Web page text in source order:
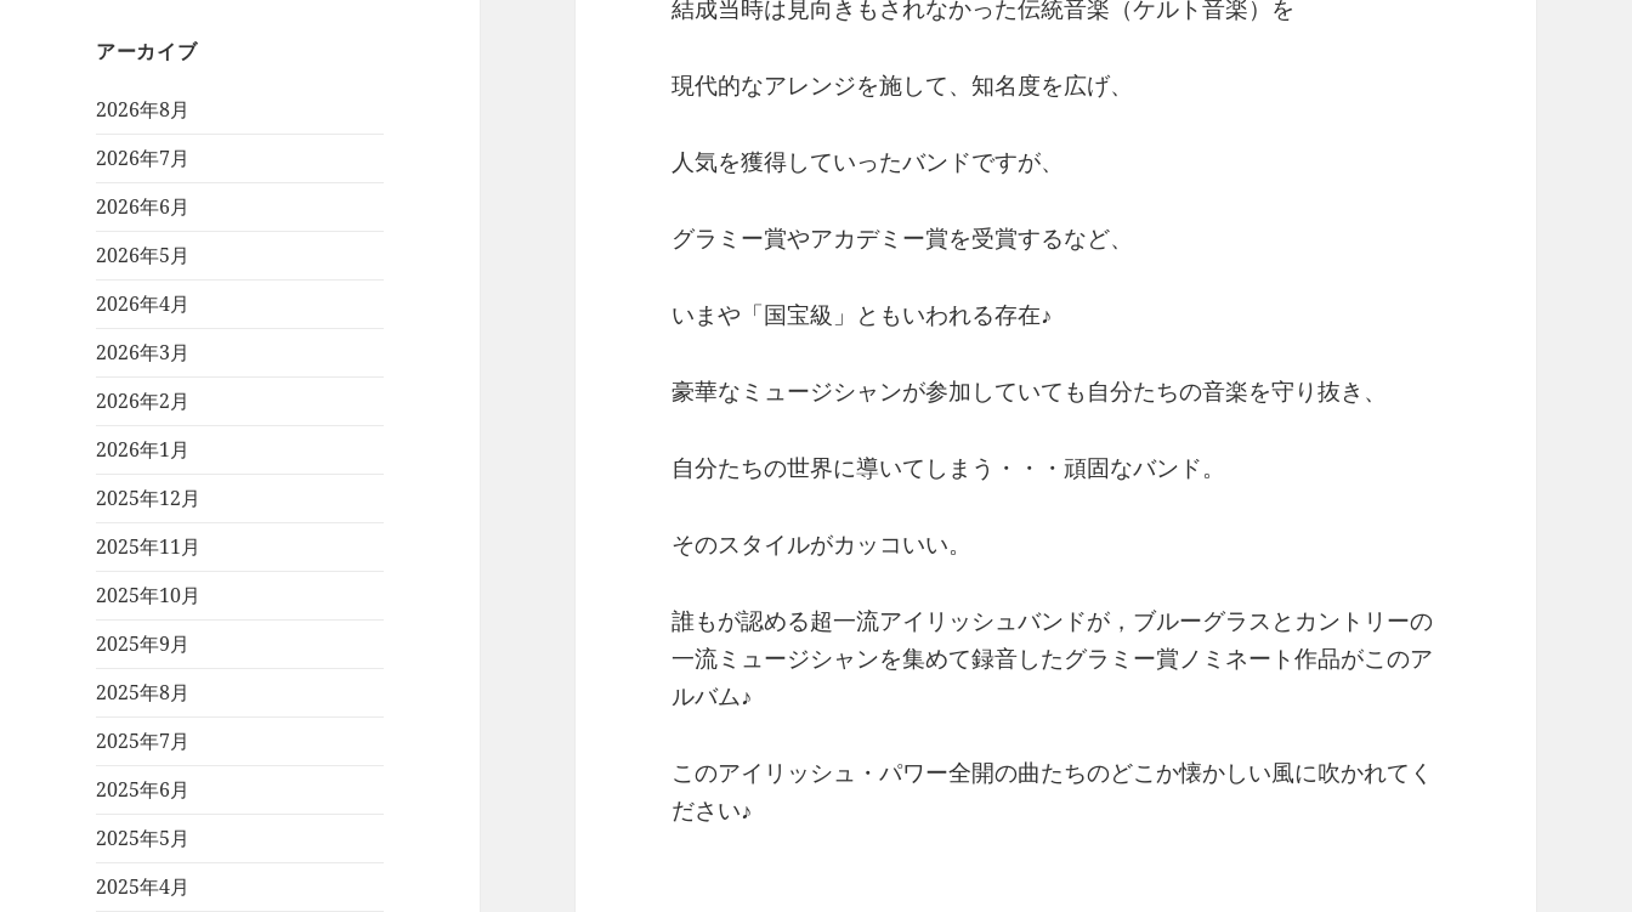
アーカイブ
2026年8月
2026年7月
2026年6月
2026年5月
2026年4月
2026年3月
2026年2月
2026年1月
2025年12月
2025年11月
2025年10月
2025年9月
2025年8月
2025年7月
2025年6月
2025年5月
2025年4月
結成当時は見向きもされなかった伝統音楽（ケルト音楽）を
現代的なアレンジを施して、知名度を広げ、
人気を獲得していったバンドですが、
グラミー賞やアカデミー賞を受賞するなど、
いまや「国宝級」ともいわれる存在♪
豪華なミュージシャンが参加していても自分たちの音楽を守り抜き、
自分たちの世界に導いてしまう・・・頑固なバンド。
そのスタイルがカッコいい。
誰もが認める超一流アイリッシュバンドが，ブルーグラスとカントリーの
一流ミュージシャンを集めて録音したグラミー賞ノミネート作品がこのア
ルバム♪
このアイリッシュ・パワー全開の曲たちのどこか懐かしい風に吹かれてく
ださい♪